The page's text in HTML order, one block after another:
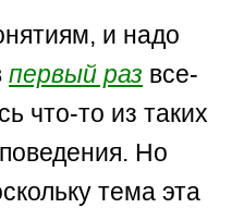
и надо
первый раз все-
что-то из таких
Но
тема эта